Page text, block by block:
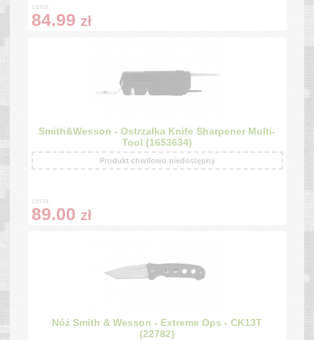
cena:
84.99 zł
Smith&Wesson - Ostrzałka Knife Sharpener Multi-
Tool (1653634)
Produkt chwilowo niedostępny
cena:
89.00 zł
Nóż Smith & Wesson - Extreme Ops - CK13T
(22782)